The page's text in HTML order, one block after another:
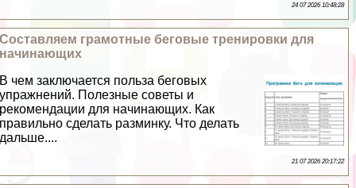
24 07 2026 10:48:28
Составляем грамотные беговые тренировки для
начинающих
В чем заключается польза беговых
упражнений. Полезные советы и
рекомендации для начинающих. Как
правильно сделать разминку. Что делать
дальше....
21 07 2026 20:17:22